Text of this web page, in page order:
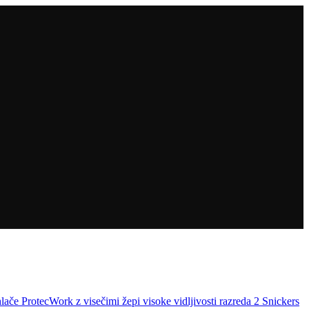
ProtecWork z visečimi žepi visoke vidljivosti razreda 2 Snickers